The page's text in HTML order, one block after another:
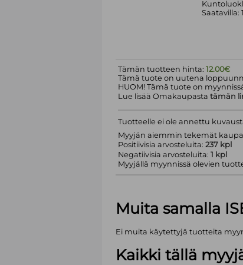
Saatavilla:
Tämän tuotteen hinta: 12.00€
Tämä tuote on uutena
HUOM! Tämä tuote on
Lue lisää Omakaupasta tämän
Tuotteelle ei ole annettu
Myyjän aiemmin tekemät
Positiivisia arvosteluita: 237 kpl
Negatiivisia arvosteluita: 1 kpl
Myyjällä myynnissä olevien
Muita samalla
Ei muita käytettyjä tuotteita
Kaikki tällä